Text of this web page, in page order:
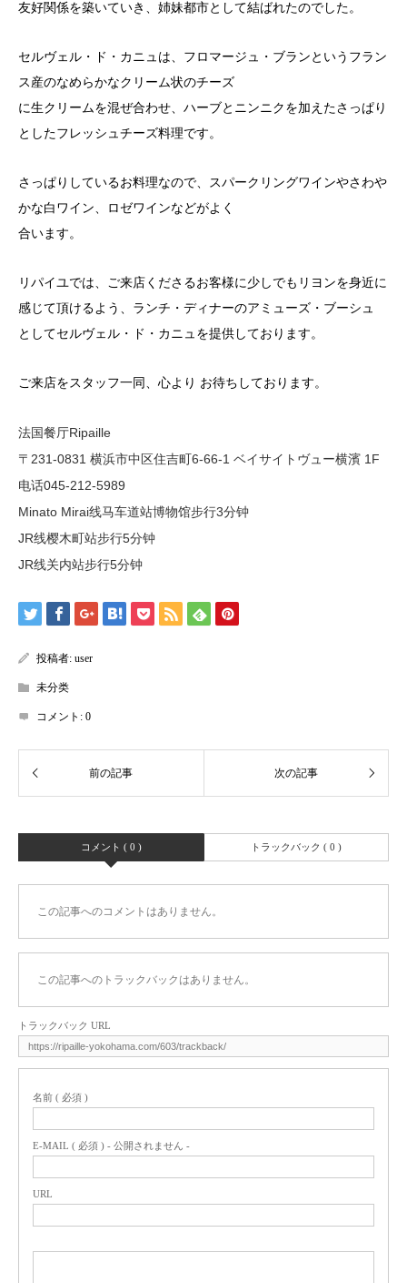
友好関係を築いていき、姉妹都市として結ばれたのでした。
セルヴェル・ド・カニュは、フロマージュ・ブランというフラン
ス産のなめらかなクリーム状のチーズ
に生クリームを混ぜ合わせ、ハーブとニンニクを加えたさっぱり
としたフレッシュチーズ料理です。
さっぱりしているお料理なので、スパークリングワインやさわや
かな白ワイン、ロゼワインなどがよく
合います。
リパイユでは、ご来店くださるお客様に少しでもリヨンを身近に
感じて頂けるよう、ランチ・ディナーのアミューズ・ブーシュ
としてセルヴェル・ド・カニュを提供しております。
ご来店をスタッフ一同、心より お待ちしております。
法国餐厅Ripaille
〒231-0831 横浜市中区住吉町6-66-1 ベイサイトヴュー横濱 1F
电话045-212-5989
Minato Mirai线马车道站博物馆步行3分钟
JR线樱木町站步行5分钟
JR线关内站步行5分钟
投稿者: user
未分类
コメント: 0
コメント ( 0 ) トラックバック ( 0 )
この記事へのコメントはありません。
この記事へのトラックバックはありません。
トラックバック URL
名前 ( 必須 )
E-MAIL ( 必須 ) - 公開されません -
URL